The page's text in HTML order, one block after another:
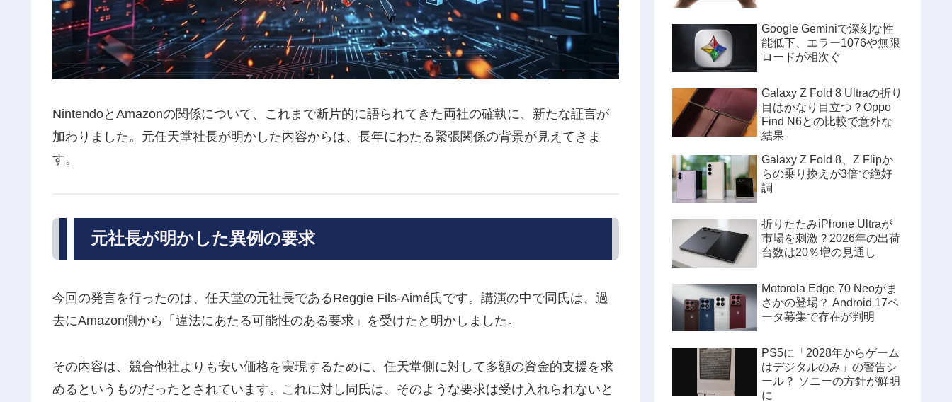
NintendoとAmazonの関係について、これまで断片的に語られてきた両社の確執に、新たな証言が
加わりました。元任天堂社長が明かした内容からは、長年にわたる緊張関係の背景が見えてきま
す。
元社長が明かした異例の要求
今回の発言を行ったのは、任天堂の元社長であるReggie Fils-Aimé氏です。講演の中で同氏は、過
去にAmazon側から「違法にあたる可能性のある要求」を受けたと明かしました。
その内容は、競合他社よりも安い価格を実現するために、任天堂側に対して多額の資金的支援を求
めるというものだったとされています。これに対し同氏は、そのような要求は受け入れられないと
Google Geminiで深刻な性
能低下、エラー1076や無限
ロードが相次ぐ
Galaxy Z Fold 8 Ultraの折り
目はかなり目立つ？Oppo
Find N6との比較で意外な
結果
Galaxy Z Fold 8、Z Flipか
らの乗り換えが3倍で絶好
調
折りたたみiPhone Ultraが
市場を刺激？2026年の出荷
台数は20％増の見通し
Motorola Edge 70 Neoがま
さかの登場？ Android 17ベ
ータ募集で存在が判明
PS5に「2028年からゲーム
はデジタルのみ」の警告シ
ール？ ソニーの方針が鮮明
に